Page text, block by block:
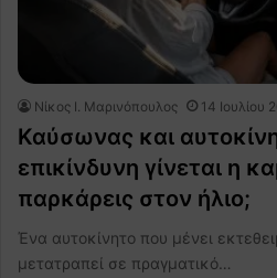
Nίκος Ι. Mαρινόπουλος 14 Ιουλίου
Καύσωνας και
επικίνδυνη γίνεται η
παρκάρεις στον ήλιο;
Ένα αυτοκίνητο που μένει
μετατραπεί σε πραγματικό…